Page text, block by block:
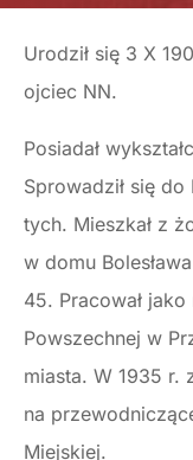
Urodził się 3 X
ojciec NN.
Posiadał
Sprowadził się
tych. Mieszkał z
w domu
45. Pracował
Powszechnej w
miasta. W 1935 r.
na
Miejskiej.